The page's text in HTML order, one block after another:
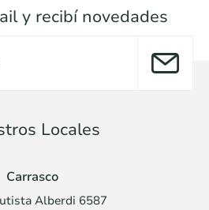
y recibí novedades
Locales
Carrasco
Alberdi 6587